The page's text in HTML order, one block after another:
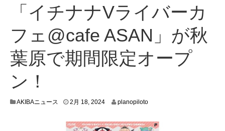
「イチナナVライバーカ
フェ@cafe ASAN」が秋
葉原で期間限定オープ
ン！
AKIBAニュース 2月 18, 20242
8
planopiloto